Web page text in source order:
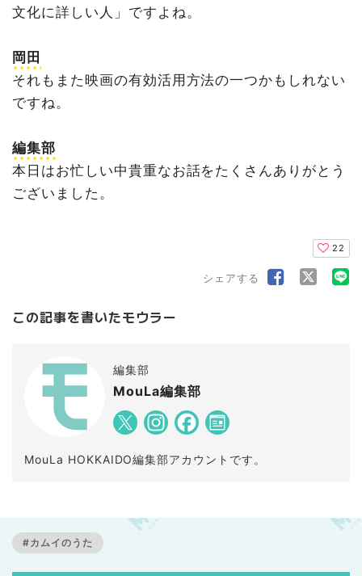
文化に詳しい人」ですよね。
岡田
それもまた映画の有効活用方法の一つかもしれない
ですね。
編集部
本日はお忙しい中貴重なお話をたくさんありがとう
ございました。
22
シェアする
この記事を書いたモウラー
編集部
MouLa編集部
MouLa HOKKAIDO編集部アカウントです。
#カムイのうた